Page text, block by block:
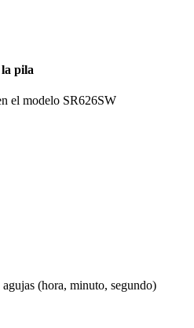
pila
el modelo SR626SW
(hora, minuto, segundo)